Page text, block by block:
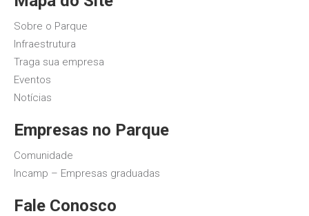
Sobre o Parque
Infraestrutura
Traga sua empresa
Eventos
Notícias
Empresas no Parque
Comunidade
Incamp – Empresas graduadas
Fale Conosco